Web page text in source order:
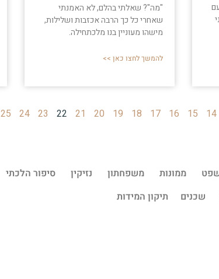
"מה"? שאלתי בהלם, לא האמנתי
שאחרי כל כך הרבה אכזבות ושלילות,
מישהו מעוניין בנו מלכתחילה.
להמשך לחצו כאן >>
14
15
16
17
18
19
20
21
22
23
24
25
ממונות משפחתון נזיקין סיפור הלכתי
שכנים תיקון המידות